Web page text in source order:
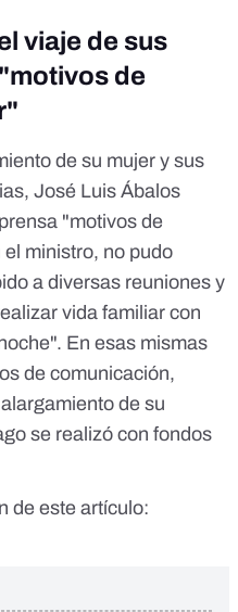
viaje de sus
de
de su mujer y sus
José Luis Ábalos
"motivos de
el ministro, no pudo
a diversas reuniones y
vida familiar con
. En esas mismas
de comunicación,
de su
se realizó con fondos
de este artículo: